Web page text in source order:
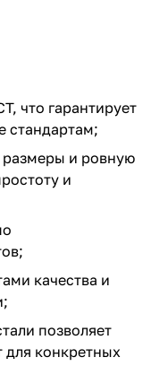
что гарантирует
стандартам;
размеры и ровную
и
качества и
позволяет
для конкретных